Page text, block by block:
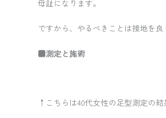
母趾になります。
ですから、やるべきことは接地を
■測定と施術
↑こちらは40代女性の足型測定の結